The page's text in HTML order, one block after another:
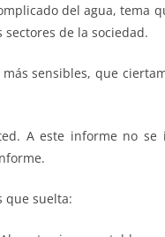
del agua, tema
de la sociedad.
más sensibles, que
A este informe no
que suelta: